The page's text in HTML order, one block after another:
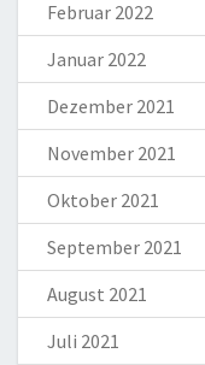
Februar 2022
Januar 2022
Dezember 2021
November 2021
Oktober 2021
September 2021
August 2021
Juli 2021